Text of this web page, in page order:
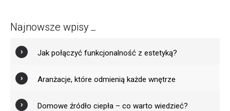
Najnowsze wpisy
Jak połączyć funkcjonalność z estetyką?
Aranżacje, które odmienią każde wnętrze
Domowe źródło ciepła – co warto wiedzieć?